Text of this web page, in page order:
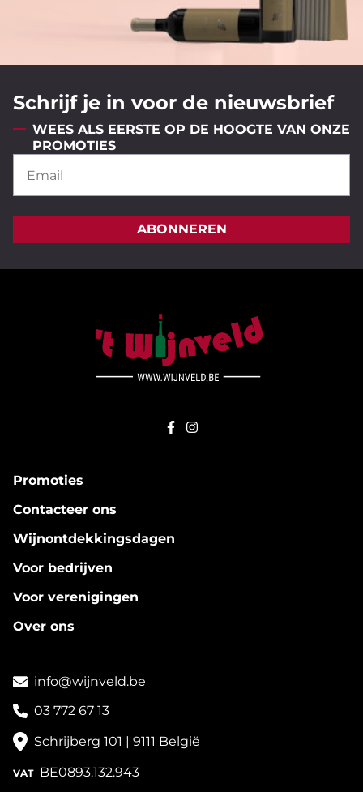
Schrijf je in voor de nieuwsbrief
WEES ALS EERSTE OP DE HOOGTE VAN ONZE
PROMOTIES
ABONNEREN
Promoties
Contacteer ons
Wijnontdekkingsdagen
Voor bedrijven
Voor verenigingen
Over ons
info@wijnveld.be
03 772 67 13
Schrijberg 101 | 9111 België
VAT BE0893.132.943